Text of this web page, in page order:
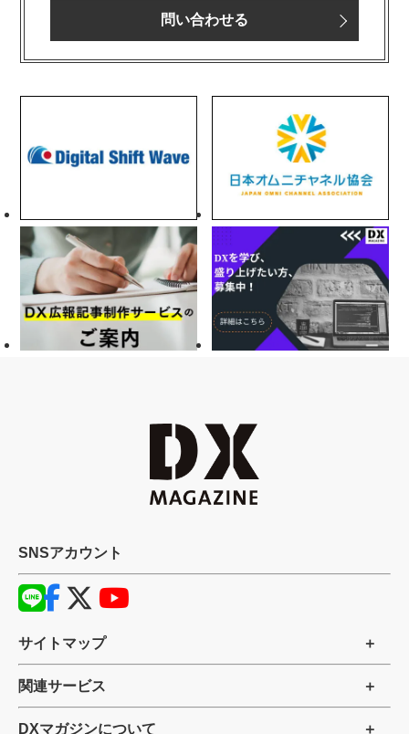
問い合わせる
SNSアカウント
サイトマップ
関連サービス
DXマガジンについて